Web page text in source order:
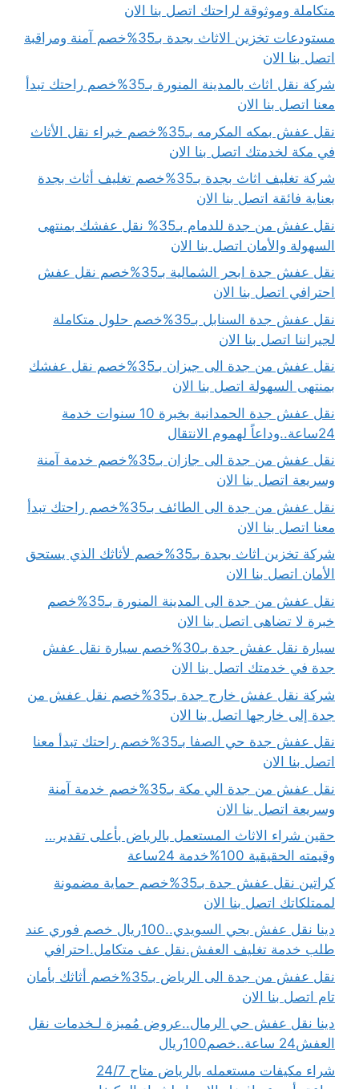
متكاملة وموثوقة لراحتك اتصل بنا الان
مستودعات تخزين الاثاث بجدة بـ35%خصم آمنة ومراقبة
اتصل بنا الان
شركة نقل اثاث بالمدينة المنورة بـ35%خصم راحتك تبدأ
معنا اتصل بنا الان
نقل عفش بمكه المكرمه بـ35%خصم خبراء نقل الأثاث
في مكة لخدمتك اتصل بنا الان
شركة تغليف اثاث بجدة بـ35%خصم تغليف أثاث بجدة
بعناية فائقة اتصل بنا الان
نقل عفش من جدة للدمام بـ35% نقل عفشك بمنتهى
السهولة والأمان اتصل بنا الان
نقل عفش جدة ابحر الشمالية بـ35%خصم نقل عفش
احترافي اتصل بنا الان
نقل عفش جدة السنابل بـ35%خصم حلول متكاملة
لجيراننا اتصل بنا الان
نقل عفش من جدة الى جيزان بـ35%خصم نقل عفشك
بمنتهى السهولة اتصل بنا الان
نقل عفش جدة الحمدانية بخبرة 10 سنوات خدمة
24ساعة..وداعاً لهموم الانتقال
نقل عفش من جدة الى جازان بـ35%خصم خدمة آمنة
وسريعة اتصل بنا الان
نقل عفش من جدة الى الطائف بـ35%خصم راحتك تبدأ
معنا اتصل بنا الان
شركة تخزين اثاث بجدة بـ35%خصم لأثاثك الذي يستحق
الأمان اتصل بنا الان
نقل عفش من جدة الى المدينة المنورة بـ35%خصم
خبرة لا تضاهى اتصل بنا الان
سيارة نقل عفش جدة بـ30%خصم سيارة نقل عفش
جدة في خدمتك اتصل بنا الان
شركة نقل عفش خارج جدة بـ35%خصم نقل عفش من
جدة إلى خارجها اتصل بنا الان
نقل عفش جدة حي الصفا بـ35%خصم راحتك تبدأ معنا
اتصل بنا الان
نقل عفش من جدة الي مكة بـ35%خصم خدمة آمنة
وسريعة اتصل بنا الان
حقين شراء الاثاث المستعمل بالرياض بأعلى تقدير…
وقيمته الحقيقية 100%خدمة 24ساعة
كراتين نقل عفش جدة بـ35%خصم حماية مضمونة
لممتلكاتك اتصل بنا الان
دينا نقل عفش بحي السويدي..100ريال خصم فوري عند
طلب خدمة تغليف العفش.نقل عف متكامل.احترافي
نقل عفش من جدة الى الرياض بـ35%خصم أثاثك بأمان
تام اتصل بنا الان
دينا نقل عفش حي الرمال..عروض مُميزة لـخدمات نقل
العفش24 ساعة..خصم100ريال
شراء مكيفات مستعمله بالرياض متاح 24/7